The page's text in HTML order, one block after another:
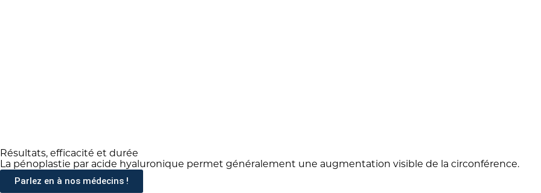
Résultats, efficacité et durée
La pénoplastie par acide hyaluronique permet généralement une augmentation visible de la circonférence.
Parlez en à nos médecins !